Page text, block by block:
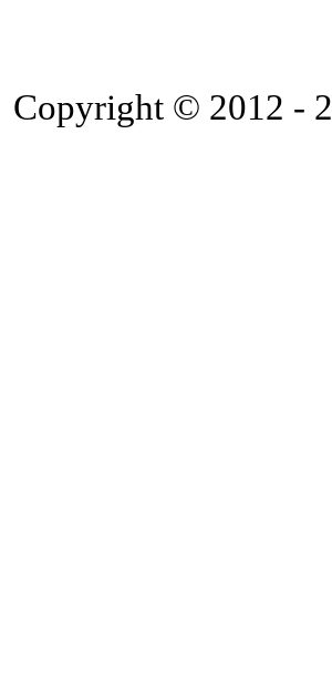
Copyright © 2012 -